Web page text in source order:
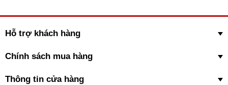
chắc, hạn chế oxi hóa, bảo vệ linh kiện bên trong
Hỗ trợ khách hàng
Chính sách mua hàng
Thông tin cửa hàng